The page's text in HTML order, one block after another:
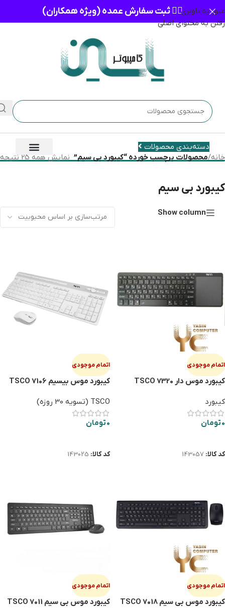
عبور به ناوبری
رفتن به محتوای اصلی
👈🏻 ثبت سفارش عمده (ویژه همکاران)
دسته‌بندی محصولات
خانه/محصولات برچسب خورده “کیبورد بی سیم” نمایش همه 25 نتیجه
کیبورد بی سیم
Show column
اتمام موجودی
کیبورد موس دار TSCO 7320
کیبورد
0تومان
کد کالا: 143057
اتمام موجودی
کیبورد موس بیسیم TSCO 7106
TSCO (تسویه 30 روزه)
0تومان
کد کالا: 143025
اتمام موجودی
کیبورد موس بی سیم TSCO 7018
اتمام موجودی
کیبورد موس بی سیم TSCO 7011